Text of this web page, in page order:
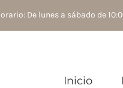
De lunes a sábado de
Inicio